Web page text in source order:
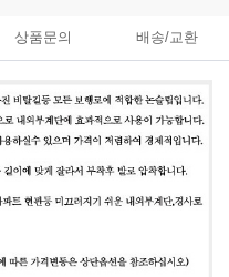
상품문의 배송/교환